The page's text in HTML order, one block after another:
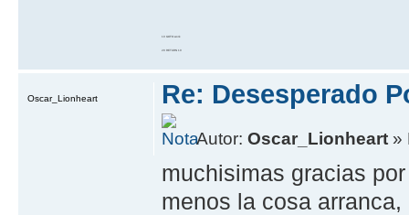
10 GOTO work
20 RETURN 10
Re: Desesperado
Autor:Oscar_Lionheart »
muchisimas gracias
menos la cosa
Oscar_Lionheart